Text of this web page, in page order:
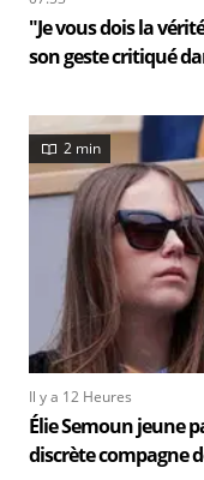
"Je vous dois la
son geste critiqué
2 min
Il y a 12 Heures
Élie Semoun jeune
discrète compagne